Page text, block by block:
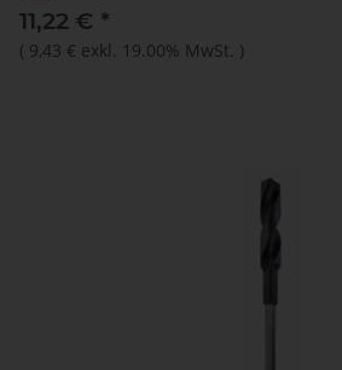
11,22 € *
( 9,43 € exkl. 19.00% MwSt. )